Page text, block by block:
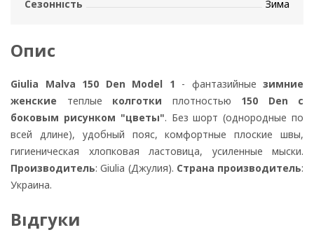
Сезонність
Зима
Опис
Giulia Malva 150 Den Model 1 - фантазийные зимние
женские теплые колготки плотностью 150 Den
с
боковым рисунком "цветы". Без шорт (однородные по
всей длине), удобный пояс, комфортные плоские швы,
гигиеническая хлопковая ластовица, усиленные мыски.
Производитель: Giulia (Джулия). Страна производитель:
Украина.
Відгуки